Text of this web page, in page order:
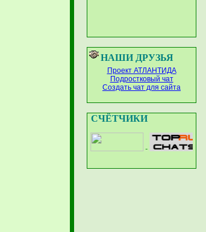
НАШИ ДРУЗЬЯ
Проект АТЛАНТИДА
Подростковый чат
Создать чат для сайта
СЧЁТЧИКИ
-